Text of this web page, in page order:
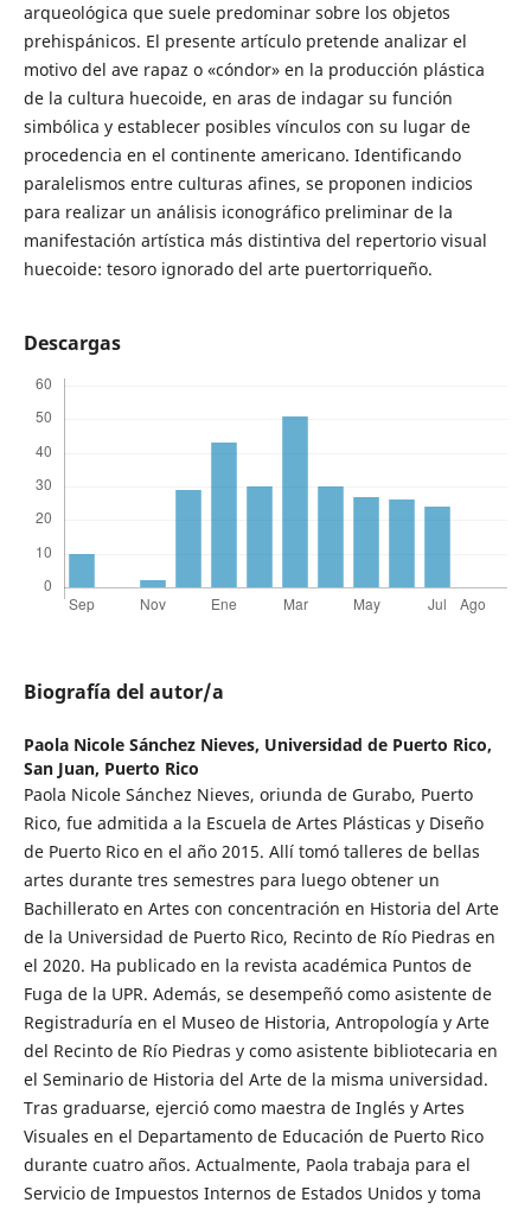
arqueológica que suele predominar sobre los objetos
prehispánicos. El presente artículo pretende analizar el
motivo del ave rapaz o «cóndor» en la producción plástica
de la cultura huecoide, en aras de indagar su función
simbólica y establecer posibles vínculos con su lugar de
procedencia en el continente americano. Identificando
paralelismos entre culturas afines, se proponen indicios
para realizar un análisis iconográfico preliminar de la
manifestación artística más distintiva del repertorio visual
huecoide: tesoro ignorado del arte puertorriqueño.
Descargas
Biografía del autor/a
Paola Nicole Sánchez Nieves, Universidad de Puerto Rico,
San Juan, Puerto Rico
Paola Nicole Sánchez Nieves, oriunda de Gurabo, Puerto
Rico, fue admitida a la Escuela de Artes Plásticas y Diseño
de Puerto Rico en el año 2015. Allí tomó talleres de bellas
artes durante tres semestres para luego obtener un
Bachillerato en Artes con concentración en Historia del Arte
de la Universidad de Puerto Rico, Recinto de Río Piedras en
el 2020. Ha publicado en la revista académica Puntos de
Fuga de la UPR. Además, se desempeñó como asistente de
Registraduría en el Museo de Historia, Antropología y Arte
del Recinto de Río Piedras y como asistente bibliotecaria en
el Seminario de Historia del Arte de la misma universidad.
Tras graduarse, ejerció como maestra de Inglés y Artes
Visuales en el Departamento de Educación de Puerto Rico
durante cuatro años. Actualmente, Paola trabaja para el
Servicio de Impuestos Internos de Estados Unidos y toma